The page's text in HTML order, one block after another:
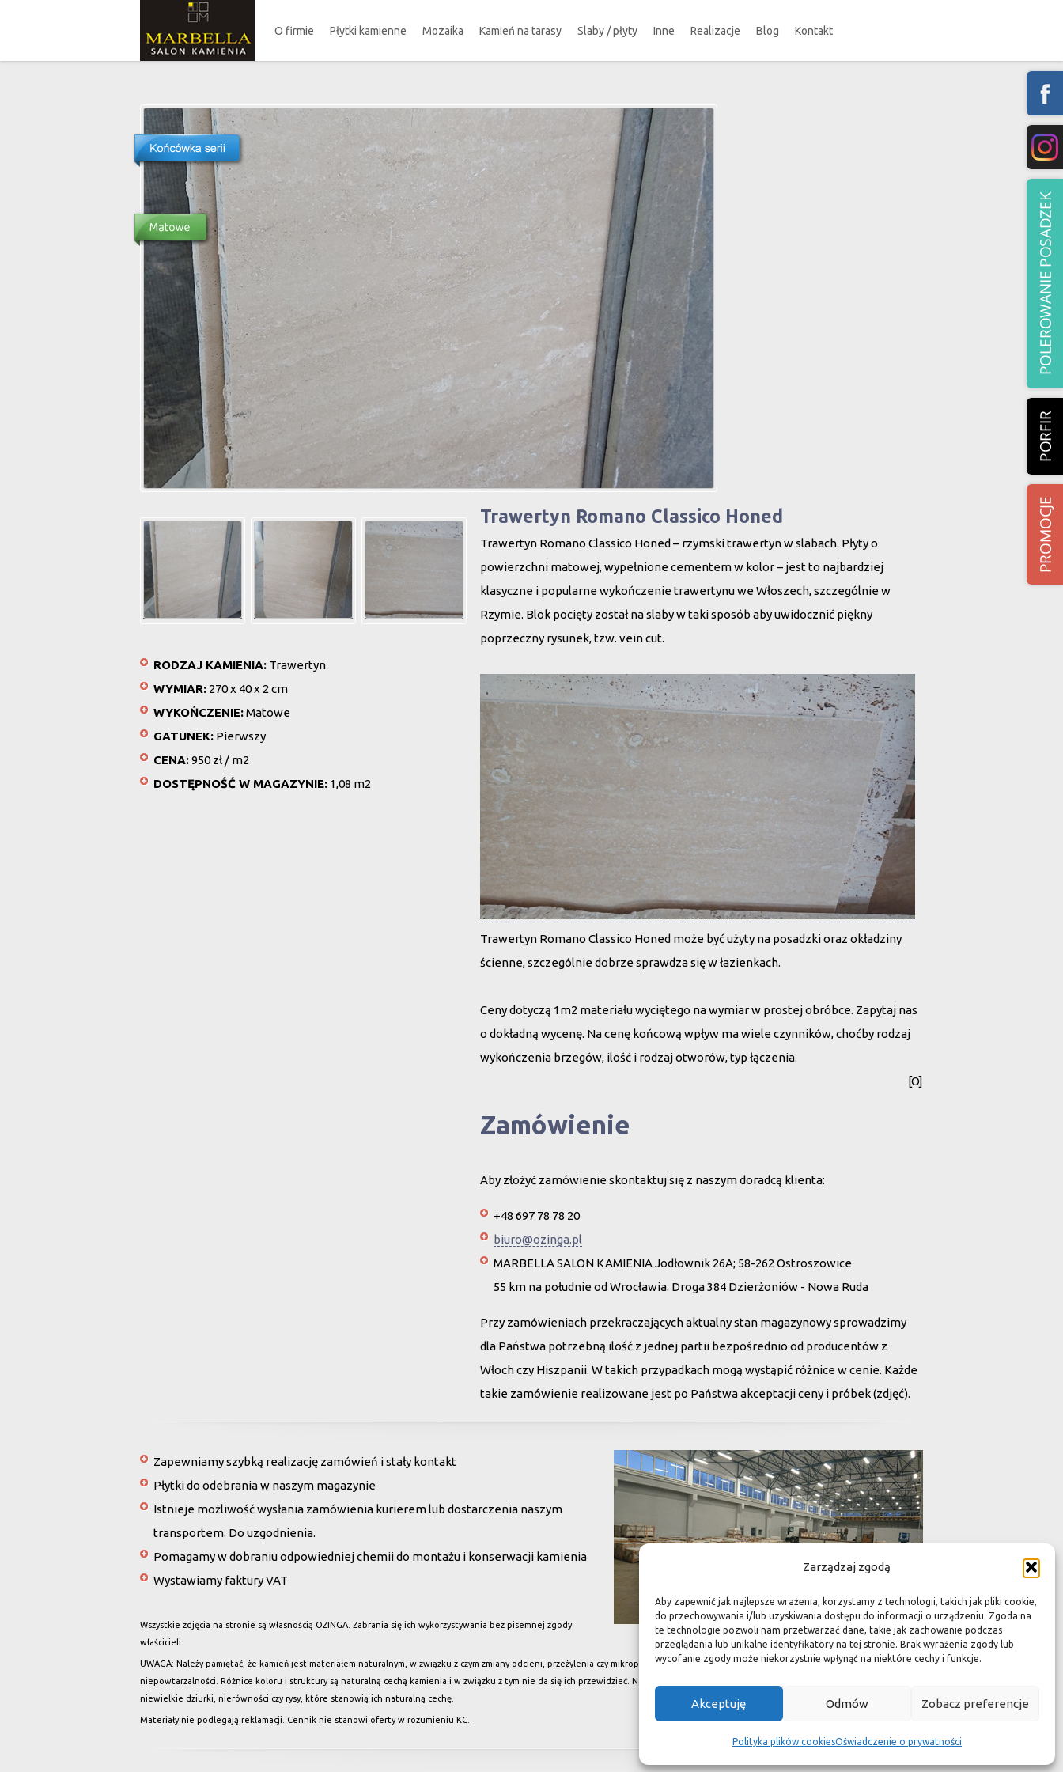
Zarządzaj zgodą
Aby zapewnić jak najlepsze wrażenia, korzystamy z technologii, takich jak pliki cookie,
do przechowywania i/lub uzyskiwania dostępu do informacji o urządzeniu. Zgoda na
te technologie pozwoli nam przetwarzać dane, takie jak zachowanie podczas
przeglądania lub unikalne identyfikatory na tej stronie. Brak wyrażenia zgody lub
wycofanie zgody może niekorzystnie wpłynąć na niektóre cechy i funkcje.
Akceptuję Odmów Zobacz preferencje
Polityka plików cookiesOświadczenie o prywatności
O firmie Płytki kamienne Mozaika Kamień na tarasy Slaby / płyty Inne Realizacje Blog Kontakt
RODZAJ KAMIENIA: Trawertyn
WYMIAR: 270 x 40 x 2 cm
WYKOŃCZENIE:Matowe
GATUNEK: Pierwszy
CENA:950 zł / m2
DOSTĘPNOŚĆ W MAGAZYNIE: 1,08 m2
Trawertyn Romano Classico Honed
Trawertyn Romano Classico Honed – rzymski trawertyn w slabach. Płyty o
powierzchni matowej, wypełnione cementem w kolor – jest to najbardziej
klasyczne i popularne wykończenie trawertynu we Włoszech, szczególnie w
Rzymie. Blok pocięty został na slaby w taki sposób aby uwidocznić piękny
poprzeczny rysunek, tzw. vein cut.
Trawertyn Romano Classico Honed może być użyty na posadzki oraz okładziny
ścienne, szczególnie dobrze sprawdza się w łazienkach.
Ceny dotyczą 1m2 materiału wyciętego na wymiar w prostej obróbce. Zapytaj nas
o dokładną wycenę. Na cenę końcową wpływ ma wiele czynników, choćby rodzaj
wykończenia brzegów, ilość i rodzaj otworów, typ łączenia.
[O]
Zamówienie
Aby złożyć zamówienie skontaktuj się z naszym doradcą klienta:
+48 697 78 78 20
biuro@ozinga.pl
MARBELLA SALON KAMIENIA Jodłownik 26A; 58-262 Ostroszowice
55 km na południe od Wrocławia. Droga 384 Dzierżoniów - Nowa Ruda
Przy zamówieniach przekraczających aktualny stan magazynowy sprowadzimy
dla Państwa potrzebną ilość z jednej partii bezpośrednio od producentów z
Włoch czy Hiszpanii. W takich przypadkach mogą wystąpić różnice w cenie. Każde
takie zamówienie realizowane jest po Państwa akceptacji ceny i próbek (zdjęć).
Zapewniamy szybką realizację zamówień i stały kontakt
Płytki do odebrania w naszym magazynie
Istnieje możliwość wysłania zamówienia kurierem lub dostarczenia naszym
transportem. Do uzgodnienia.
Pomagamy w dobraniu odpowiedniej chemii do montażu i konserwacji kamienia
Wystawiamy faktury VAT
Wszystkie zdjęcia na stronie są własnością OZINGA. Zabrania się ich wykorzystywania bez pisemnej zgody
właścicieli.
UWAGA: Należy pamiętać, że kamień jest materiałem naturalnym, w związku z czym zmiany odcieni, przeżylenia czy mikropęknięcia nie są wadami a świadczą jedynie o niezwykłości i
niepowtarzalności. Różnice koloru i struktury są naturalną cechą kamienia i w związku z tym nie da się ich przewidzieć. Na powierzchni niektórych rodzajów kamienia mogą występować
niewielkie dziurki, nierówności czy rysy, które stanowią ich naturalną cechę.
Materiały nie podlegają reklamacji. Cennik nie stanowi oferty w rozumieniu KC.